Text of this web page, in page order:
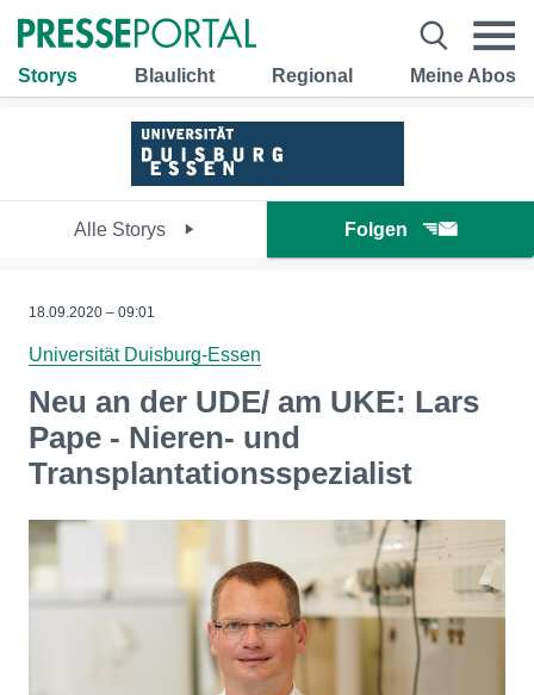
Storys Blaulicht Regional Meine Abos
Alle Storys Folgen
18.09.2020 – 09:01
Universität Duisburg-Essen
Neu an der UDE/ am UKE: Lars
Pape - Nieren- und
Transplantationsspezialist